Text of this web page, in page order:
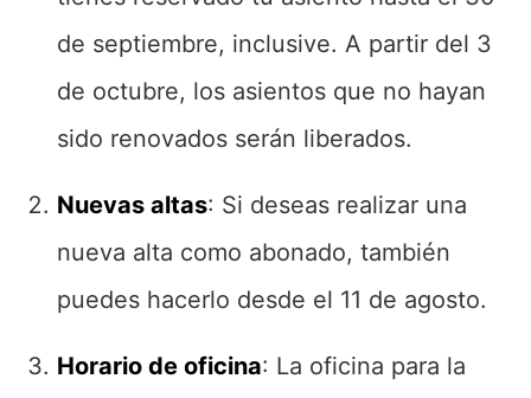
de septiembre, inclusive. A partir del 3
de octubre, los asientos que no hayan
sido renovados serán liberados.
Nuevas altas: Si deseas realizar una
nueva alta como abonado, también
puedes hacerlo desde el 11 de agosto.
Horario de oficina: La oficina para la